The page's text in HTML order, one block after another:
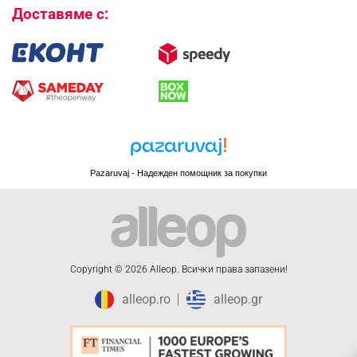
Доставяме с:
Pazaruvaj - Надежден помощник за покупки
Copyright © 2026 Alleop. Bcичĸи пpaвa зaпaзeни!
alleop.ro alleop.gr